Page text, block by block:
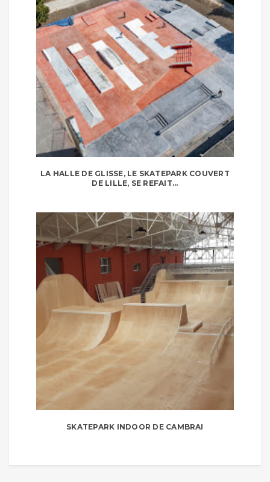
LA HALLE DE GLISSE, LE SKATEPARK COUVERT
DE LILLE, SE REFAIT...
SKATEPARK INDOOR DE CAMBRAI